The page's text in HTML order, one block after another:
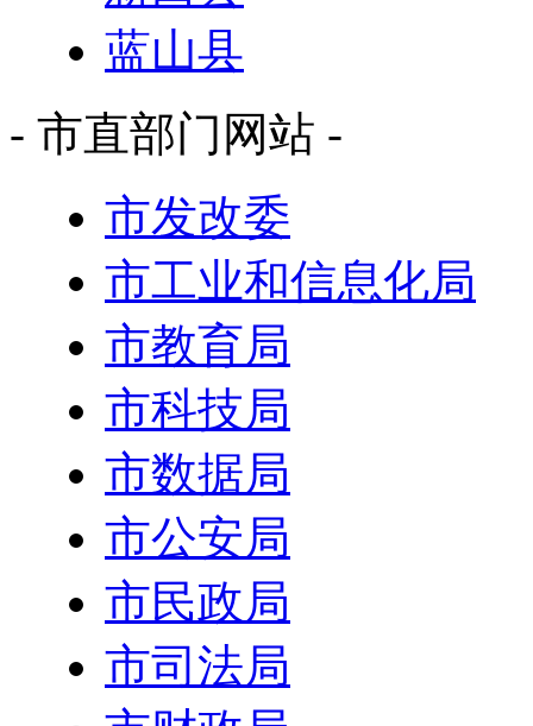
蓝山县
- 市直部门网站 -
市发改委
市工业和信息化局
市教育局
市科技局
市数据局
市公安局
市民政局
市司法局